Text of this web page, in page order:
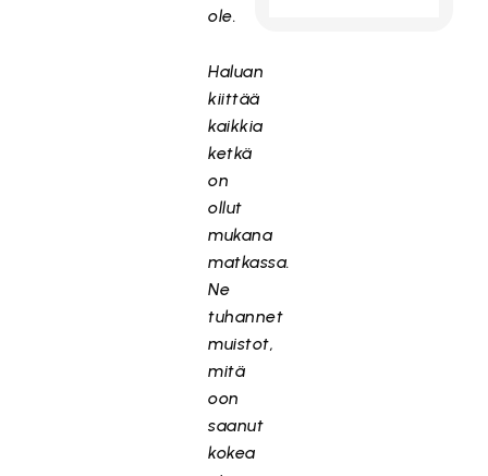
ole.
Haluan
kiittää
kaikkia
ketkä
on
ollut
mukana
matkassa.
Ne
tuhannet
muistot,
mitä
oon
saanut
kokea